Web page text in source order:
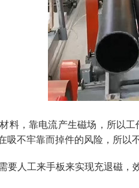
料，靠电流产生磁场，所以
不牢靠而掉件的风险，所以不
要人工来手板来实现充退磁，